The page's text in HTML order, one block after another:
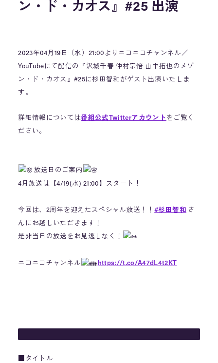
ン・ド・カオス』#25 出演
2023年04月19日（水）21:00よりニコニコチャンネル／
YouTubeにて配信の『沢城千春 仲村宗悟 山中拓也のメゾ
ン・ド・カオス』#25に杉田智和がゲスト出演いたしま
す。
詳細情報については番組公式Twitterアカウント をご覧く
ださい。
放送日のご案内
4月放送は【4/19(水) 21:00】スタート！
今回は、2周年を迎えたスペシャル放送！！#杉田智和 さ
んにお越しいただきます！
是非当日の放送をお見逃しなく！
ニコニコチャンネル https://t.co/A47dL4t2KT
(@maison_de_chaos)
■タイトル